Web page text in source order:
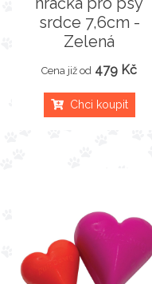
srdce 7,6cm -
Zelená
Cena již od 479 Kč
Chci koupit